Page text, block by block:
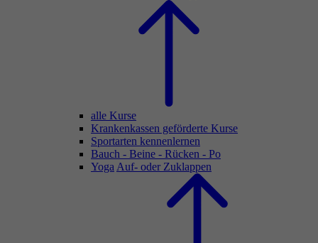
alle Kurse
Krankenkassen geförderte Kurse
Sportarten kennenlernen
Bauch - Beine - Rücken - Po
Yoga Auf- oder Zuklappen